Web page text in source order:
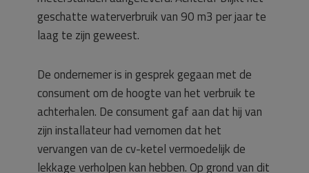
geschatte waterverbruik van 90 m3 per jaar te
laag te zijn geweest.
De ondernemer is in gesprek gegaan met de
consument om de hoogte van het verbruik te
achterhalen. De consument gaf aan dat hij van
zijn installateur had vernomen dat het
vervangen van de cv-ketel vermoedelijk de
lekkage verholpen kan hebben. Op grond van dit